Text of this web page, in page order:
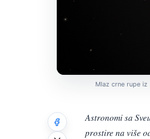
Mlaz crne rupe iz
Astronomi sa
prostire na više